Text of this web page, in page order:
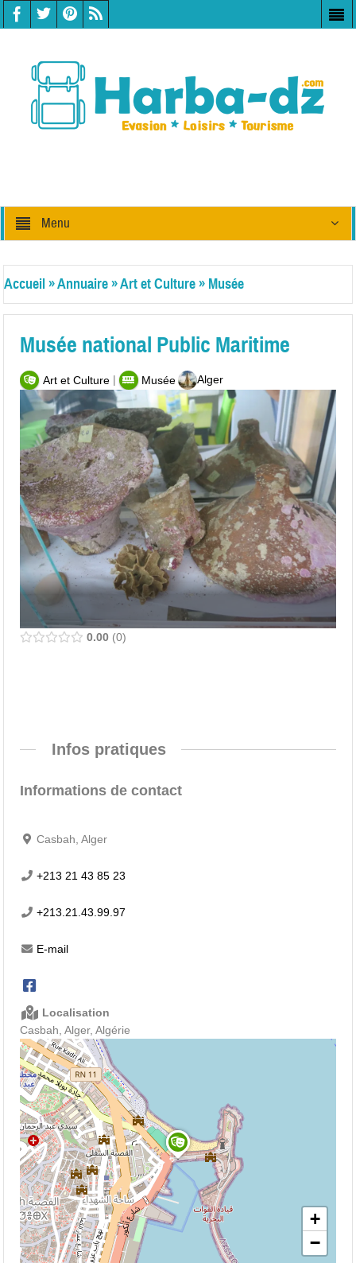
Menu
Accueil»Annuaire»Art et Culture» Musée
Musée national Public Maritime
Art et Culture| Musée Alger
0.00 0
Infos pratiques
Informations de contact
Casbah, Alger
+213 21 43 85 23
+213.21.43.99.97
E-mail
Localisation
Casbah, Alger, Algérie
+
−